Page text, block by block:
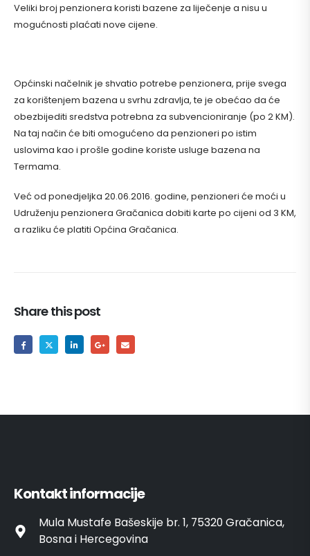
Veliki broj penzionera koristi bazene za liječenje a nisu u
mogućnosti plaćati nove cijene.
Općinski načelnik je shvatio potrebe penzionera, prije svega
za korištenjem bazena u svrhu zdravlja, te je obećao da će
obezbijediti sredstva potrebna za subvencioniranje (po 2 KM).
Na taj način će biti omogućeno da penzioneri po istim
uslovima kao i prošle godine koriste usluge bazena na
Termama.
Već od ponedjeljka 20.06.2016. godine, penzioneri će moći u
Udruženju penzionera Gračanica dobiti karte po cijeni od 3 KM,
a razliku će platiti Općina Gračanica.
Share this post
Kontakt informacije
Mula Mustafe Bašeskije br. 1, 75320 Gračanica,
Bosna i Hercegovina